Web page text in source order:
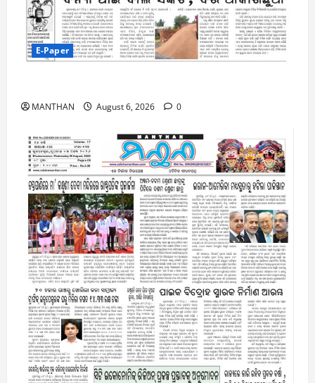
E-Paper
MANTHAN August 6, 2026 0